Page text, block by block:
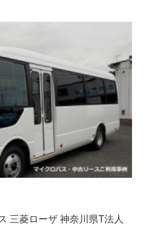
三菱ローザ 神奈川県T法人